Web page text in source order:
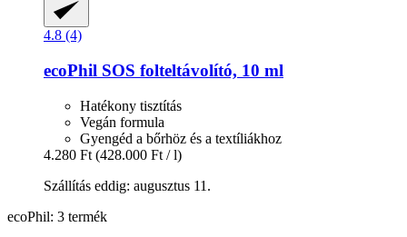
4.8 (4)
ecoPhil SOS folteltávolító, 10 ml
Hatékony tisztítás
Vegán formula
Gyengéd a bőrhöz és a textíliákhoz
4.280 Ft (428.000 Ft / l)
Szállítás eddig: augusztus 11.
ecoPhil: 3 termék